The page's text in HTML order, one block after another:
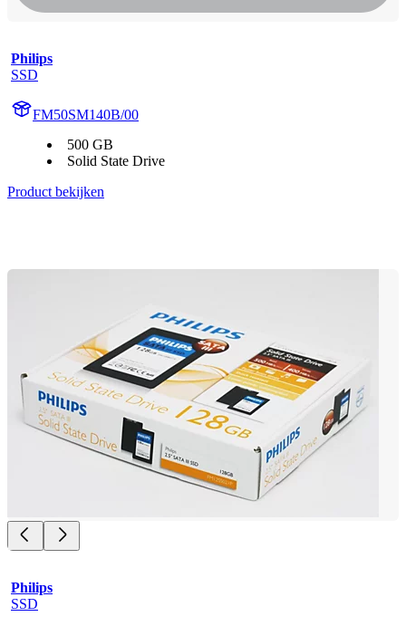
Philips
SSD
FM50SM140B/00
500 GB
Solid State Drive
Product bekijken
Philips
SSD